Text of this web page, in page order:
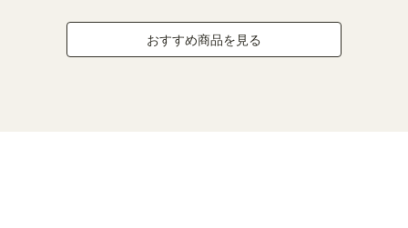
おすすめ商品を見る